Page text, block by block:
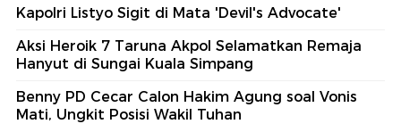
Kapolri Listyo Sigit di Mata 'Devil's Advocate'
Aksi Heroik 7 Taruna Akpol Selamatkan Remaja
Hanyut di Sungai Kuala Simpang
Benny PD Cecar Calon Hakim Agung soal Vonis
Mati, Ungkit Posisi Wakil Tuhan